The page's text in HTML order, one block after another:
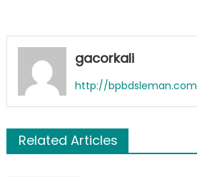
gacorkali
http://bpbdsleman.com
Related Articles